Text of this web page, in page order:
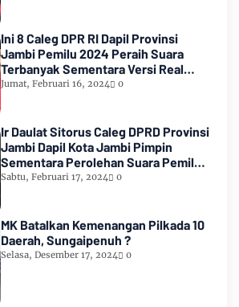
Ini 8 Caleg DPR RI Dapil Provinsi
Jambi Pemilu 2024 Peraih Suara
Terbanyak Sementara Versi Real
Count KPU RI
Jumat, Februari 16, 2024 0
Ir Daulat Sitorus Caleg DPRD Provinsi
Jambi Dapil Kota Jambi Pimpin
Sementara Perolehan Suara Pemilu
2024
Sabtu, Februari 17, 2024 0
MK Batalkan Kemenangan Pilkada 10
Daerah, Sungaipenuh ?
Selasa, Desember 17, 2024 0